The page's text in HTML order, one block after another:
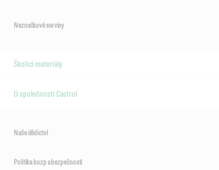
Neznačkové servisy
Školicí materiály
O společnosti Castrol
Naše dědictví
Politika bozp a bezpečnosti